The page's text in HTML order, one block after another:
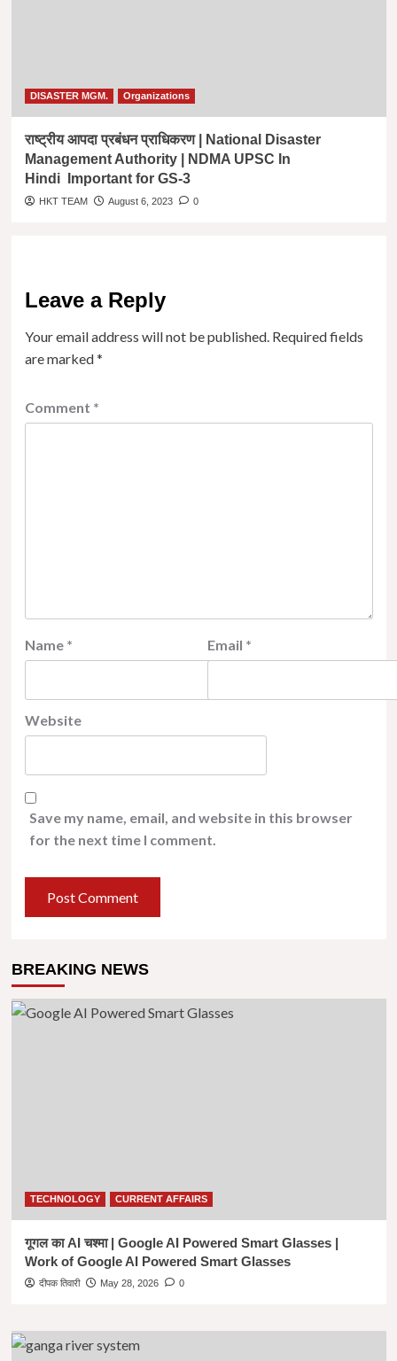
DISASTER MGM. Organizations
राष्ट्रीय आपदा प्रबंधन प्राधिकरण | National Disaster
Management Authority | NDMA UPSC In
Hindi Important for GS-3
HKT TEAM August 6, 2023 0
Leave a Reply
Your email address will not be published. Required fields
are marked*
Comment *
Name * Email *
Website
Save my name, email, and website in this browser
for the next time I comment.
BREAKING NEWS
TECHNOLOGY CURRENT AFFAIRS
गूगल का AI चश्मा | Google AI Powered Smart Glasses |
Work of Google AI Powered Smart Glasses
दीपक तिवारी May 28, 2026 0